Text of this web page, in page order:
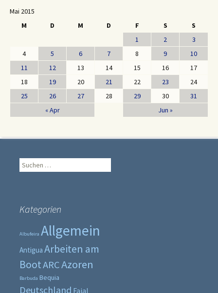
Mai 2015
M
D M D F S S
« Apr Jun »
1 2
3
4
5 6 7 8 9
10
11
12 13 14 15 16
17
18
19 20 21 22 23
24
25
26 27 28 29 30 31
Suche
nach:
Kategorien
Albufeira Allgemein
Antigua Arbeiten am
BootARCAzoren
Barbuda Bequia
Deutschland Faial